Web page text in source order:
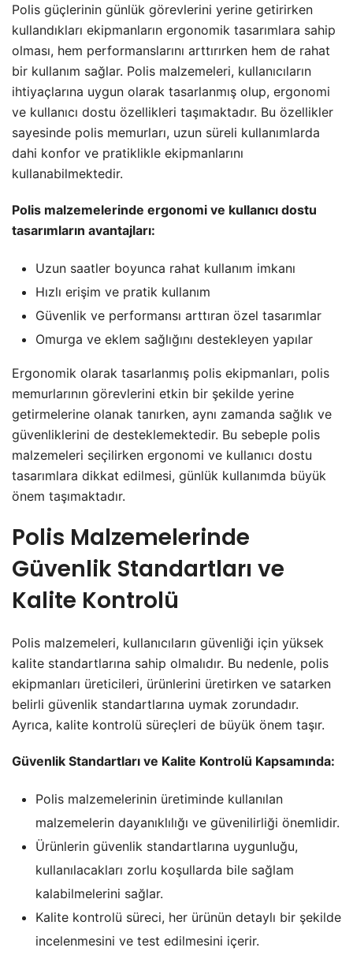
Polis güçlerinin günlük görevlerini yerine getirirken
kullandıkları ekipmanların ergonomik tasarımlara sahip
olması, hem performanslarını arttırırken hem de rahat
bir kullanım sağlar. Polis malzemeleri, kullanıcıların
ihtiyaçlarına uygun olarak tasarlanmış olup, ergonomi
ve kullanıcı dostu özellikleri taşımaktadır. Bu özellikler
sayesinde polis memurları, uzun süreli kullanımlarda
dahi konfor ve pratiklikle ekipmanlarını
kullanabilmektedir.
Polis malzemelerinde ergonomi ve kullanıcı dostu
tasarımların avantajları:
Uzun saatler boyunca rahat kullanım imkanı
Hızlı erişim ve pratik kullanım
Güvenlik ve performansı arttıran özel tasarımlar
Omurga ve eklem sağlığını destekleyen yapılar
Ergonomik olarak tasarlanmış polis ekipmanları, polis
memurlarının görevlerini etkin bir şekilde yerine
getirmelerine olanak tanırken, aynı zamanda sağlık ve
güvenliklerini de desteklemektedir. Bu sebeple polis
malzemeleri seçilirken ergonomi ve kullanıcı dostu
tasarımlara dikkat edilmesi, günlük kullanımda büyük
önem taşımaktadır.
Polis Malzemelerinde
Güvenlik Standartları ve
Kalite Kontrolü
Polis malzemeleri, kullanıcıların güvenliği için yüksek
kalite standartlarına sahip olmalıdır. Bu nedenle, polis
ekipmanları üreticileri, ürünlerini üretirken ve satarken
belirli güvenlik standartlarına uymak zorundadır.
Ayrıca, kalite kontrolü süreçleri de büyük önem taşır.
Güvenlik Standartları ve Kalite Kontrolü Kapsamında:
Polis malzemelerinin üretiminde kullanılan
malzemelerin dayanıklılığı ve güvenilirliği önemlidir.
Ürünlerin güvenlik standartlarına uygunluğu,
kullanılacakları zorlu koşullarda bile sağlam
kalabilmelerini sağlar.
Kalite kontrolü süreci, her ürünün detaylı bir şekilde
incelenmesini ve test edilmesini içerir.